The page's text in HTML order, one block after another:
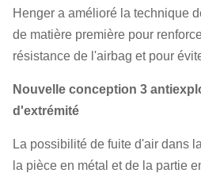
Henger a amélioré la technique
de matière première pour
résistance de l'airbag et pour
Nouvelle conception 3
d'extrémité
La possibilité de fuite d'air dans
la pièce en métal et de la partie